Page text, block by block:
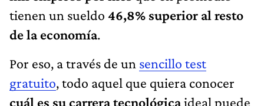
tienen un sueldo 46,8% superior al resto
de la economía.
Por eso, a través de un sencillo test
gratuito, todo aquel que quiera conocer
cuál es su carrera tecnológicaideal puede